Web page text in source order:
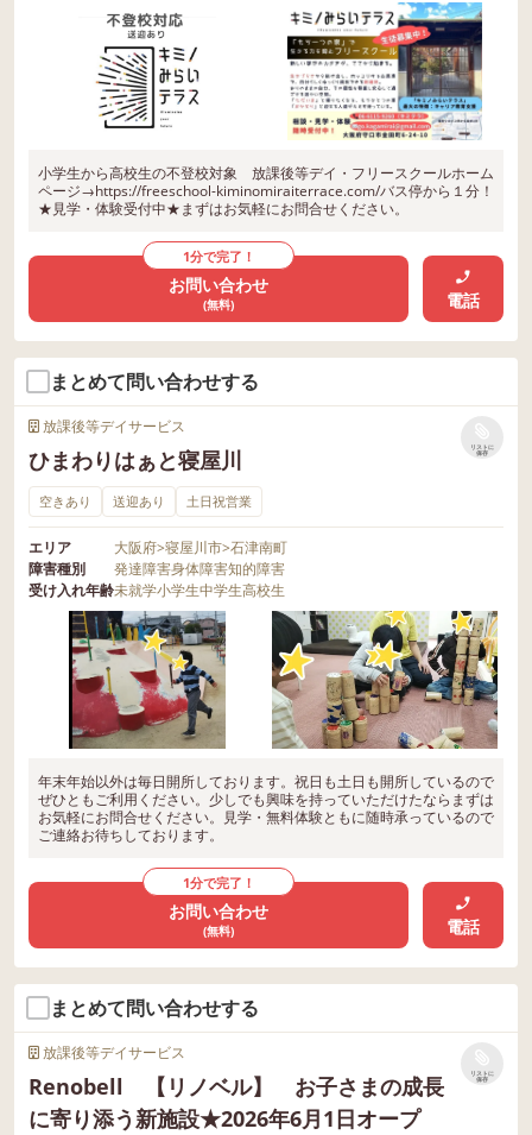
小学生から高校生の不登校対象 放課後等デイ・フリースクールホーム
ページ→https://freeschool-kiminomiraiterrace.com/バス停から１分！
★見学・体験受付中★まずはお気軽にお問合せください。
1分で完了！
お問い合わせ
(無料) 電話
まとめて問い合わせする
放課後等デイサービス
ひまわりはぁと寝屋川
リストに
保存
空きあり 送迎あり 土日祝営業
エリア 大阪府>寝屋川市>石津南町
障害種別
発達障害身体障害知的障害
受け入れ年齢未就学小学生中学生高校生
年末年始以外は毎日開所しております。祝日も土日も開所しているので
ぜひともご利用ください。少しでも興味を持っていただけたならまずは
お気軽にお問合せください。見学・無料体験ともに随時承っているので
ご連絡お待ちしております。
1分で完了！
お問い合わせ
(無料) 電話
まとめて問い合わせする
放課後等デイサービス
Renobell 【リノベル】 お子さまの成長
に寄り添う新施設★2026年6月1日オープ
リストに
保存